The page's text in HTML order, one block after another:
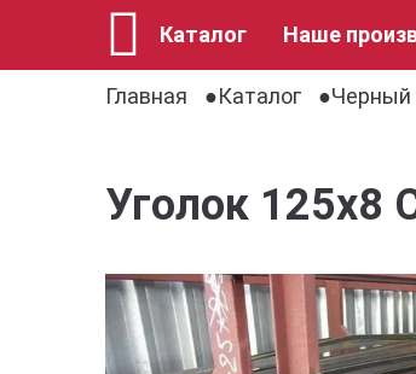
Каталог Наше
Главная Каталог Черный
Уголок 125х8